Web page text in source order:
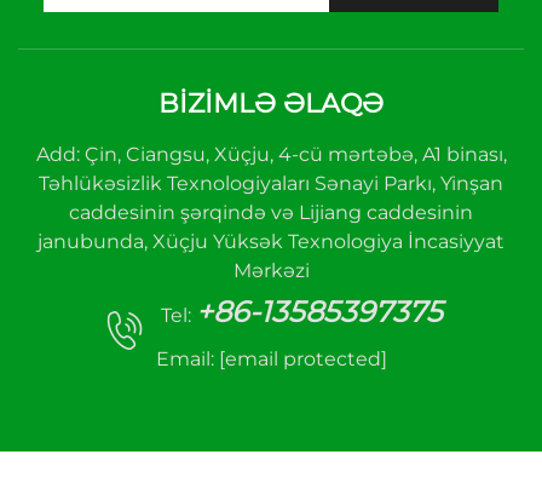
BİZİMLƏ ƏLAQƏ
Add: Çin, Ciangsu, Xüçju, 4-cü mərtəbə, A1 binası,
Təhlükəsizlik Texnologiyaları Sənayi Parkı, Yinşan
caddesinin şərqində və Lijiang caddesinin
janubunda, Xüçju Yüksək Texnologiya İncasiyyat
Mərkəzi
Tel: +86-13585397375
Email: [email protected]